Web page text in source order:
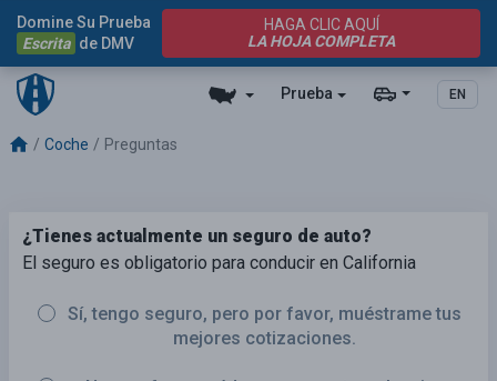
Prueba EN
Domine Su Prueba
Escrita de DMV
HAGA CLIC AQUÍ
LA HOJA COMPLETA
Coche Preguntas
¿Tienes actualmente un seguro de auto?
El seguro es obligatorio para conducir en California
Sí, tengo seguro, pero por favor, muéstrame tus
mejores cotizaciones.